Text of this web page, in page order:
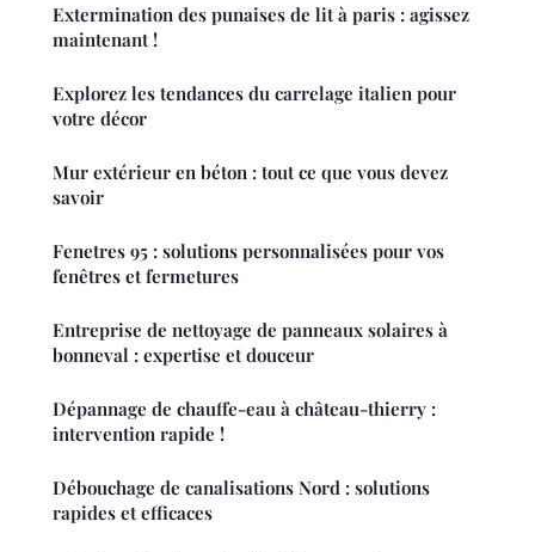
Extermination des punaises de lit à paris : agissez
maintenant !
Explorez les tendances du carrelage italien pour
votre décor
Mur extérieur en béton : tout ce que vous devez
savoir
Fenetres 95 : solutions personnalisées pour vos
fenêtres et fermetures
Entreprise de nettoyage de panneaux solaires à
bonneval : expertise et douceur
Dépannage de chauffe-eau à château-thierry :
intervention rapide !
Débouchage de canalisations Nord : solutions
rapides et efficaces